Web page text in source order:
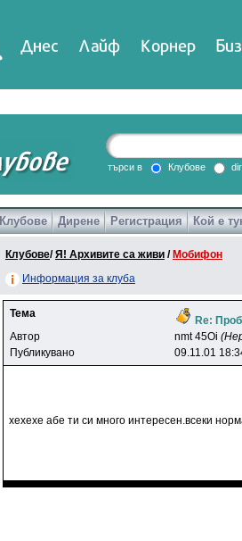
Днес Лайф Корнер
DirTV Impressio
Games
търси в Клубове
Клубове Дирене Регистрация Кой е
Клубове/Я! Архивите са живи / Мобифон
Информация за клуба
Тема
Re:
Автор
nmt 45Oi
Публикувано
09.11.01
хехехе абе ти си много интересен.всеки